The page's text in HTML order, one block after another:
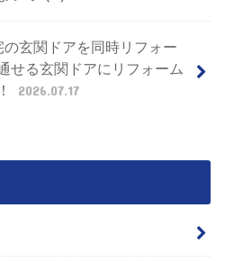
の玄関ドアを同時リフォー
せる玄関ドアにリフォーム
2026.07.17